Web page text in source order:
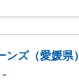
ズ（愛媛県）
-